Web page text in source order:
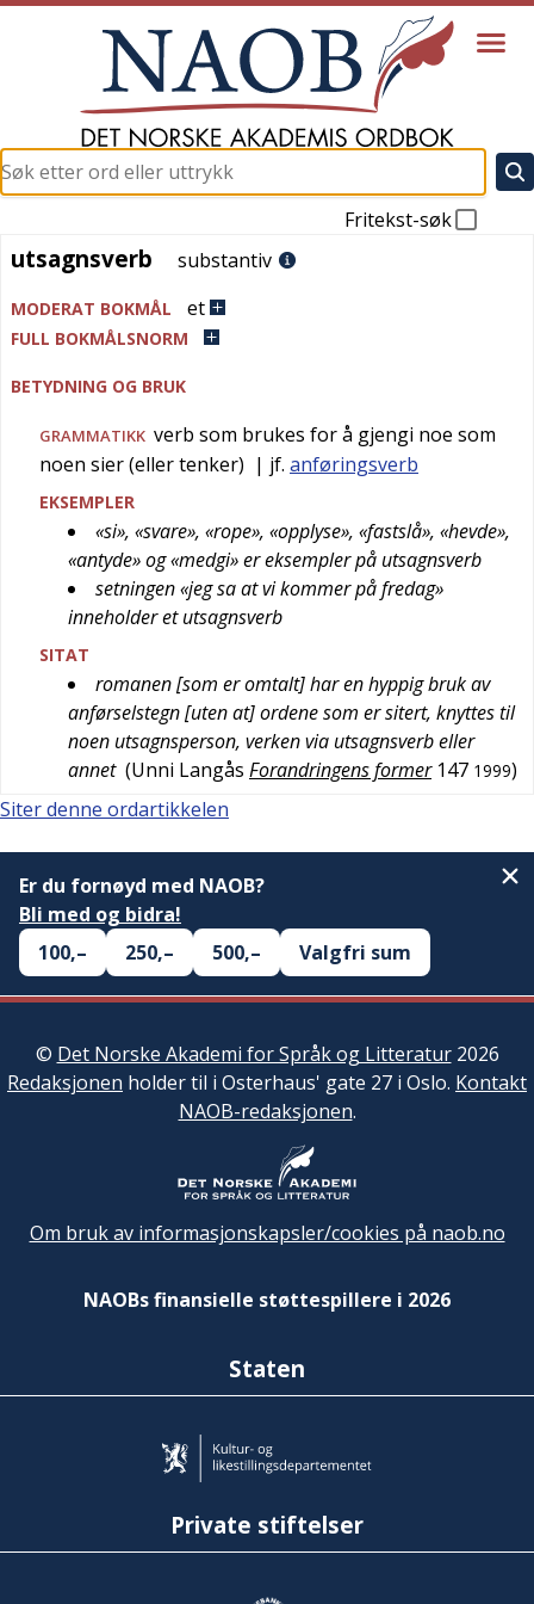
Fritekst-søk
utsagnsverb
utsagnsverb substantiv
MODERAT BOKMÅL et
FULL BOKMÅLSNORM
BETYDNING OG BRUK
GRAMMATIKK verb som brukes for å gjengi noe som
noen sier (eller tenker) | jf. anføringsverb
EKSEMPLER
«si», «svare», «rope», «opplyse», «fastslå», «hevde»,
«antyde» og «medgi» er eksempler på utsagnsverb
setningen «jeg sa at vi kommer på fredag»
inneholder et utsagnsverb
SITAT
romanen [som er omtalt] har en hyppig bruk av
anførselstegn [uten at] ordene som er sitert, knyttes til
noen utsagnsperson, verken via utsagnsverb eller
annet (Unni Langås Forandringens former 147 1999)
Siter denne ordartikkelen
Er du fornøyd med NAOB?
Bli med og bidra!
100,–
250,– 500,– Valgfri sum
© Det Norske Akademi for Språk og Litteratur2026
Redaksjonen holder til i Osterhaus' gate 27 i Oslo. Kontakt
NAOB-redaksjonen.
Om bruk av informasjonskapsler/cookies på naob.no
NAOBs finansielle støttespillere i 2026
Staten
Private stiftelser